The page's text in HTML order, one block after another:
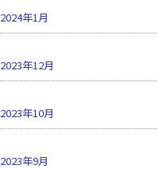
2024年1月
2023年12月
2023年10月
2023年9月